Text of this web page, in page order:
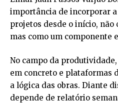
importância de incorporar
projetos desde o início, não
mas como um componente
No campo da
em concreto e plataformas
a lógica das obras. Diante
depende de relatório